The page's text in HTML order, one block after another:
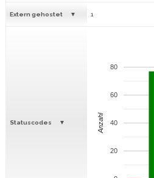
Extern gehostet 1
Statuscodes
20
40
60
80
Anzahl